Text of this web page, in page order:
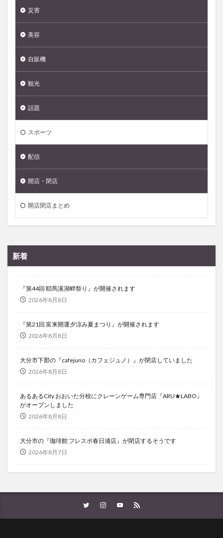
災害
美容
自販機
観光
話題
スポーツ
配信
開店・閉店
開店閉店まとめ
新着
『第44回 耶馬溪湖畔祭り』が開催されます
2026年8月8日
『第21回 富来開運夕涼み夏まつり』が開催されます
2026年8月8日
大分市下郡の『cafejuno（カフェジュノ）』が閉店していました
2026年8月8日
あるあるCity おおいた分校にクレーンゲーム専門店『ARU★LABO』
がオープンしました
2026年8月8日
大分市の『珈琲館 フレスポ春日浦店』が閉店するそうです
2026年8月7日